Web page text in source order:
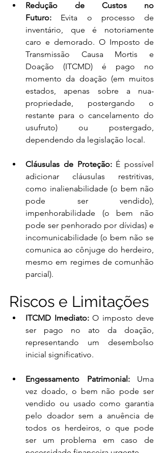
Redução de Custos no
Futuro: Evita o processo de
inventário, que é notoriamente
caro e demorado. O Imposto de
Transmissão Causa Mortis e
Doação (ITCMD) é pago no
momento da doação (em muitos
estados, apenas sobre a nua-
propriedade, postergando o
restante para o cancelamento do
usufruto) ou postergado,
dependendo da legislação local.
Cláusulas de Proteção: É possível
adicionar cláusulas restritivas,
como inalienabilidade (o bem não
pode ser vendido),
impenhorabilidade (o bem não
pode ser penhorado por dívidas) e
incomunicabilidade (o bem não se
comunica ao cônjuge do herdeiro,
mesmo em regimes de comunhão
parcial).
Riscos e Limitações
ITCMD Imediato: O imposto deve
ser pago no ato da doação,
representando um desembolso
inicial significativo.
Engessamento Patrimonial: Uma
vez doado, o bem não pode ser
vendido ou usado como garantia
pelo doador sem a anuência de
todos os herdeiros, o que pode
ser um problema em caso de